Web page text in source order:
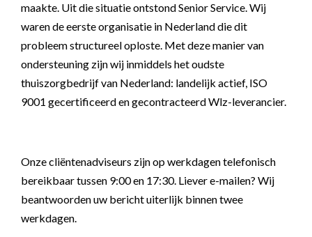
maakte. Uit die situatie ontstond Senior Service. Wij
waren de eerste organisatie in Nederland die dit
probleem structureel oploste. Met deze manier van
ondersteuning zijn wij inmiddels het oudste
thuiszorgbedrijf van Nederland: landelijk actief, ISO
9001 gecertificeerd en gecontracteerd Wlz-leverancier.
Onze cliëntenadviseurs zijn op werkdagen telefonisch
bereikbaar tussen 9:00 en 17:30. Liever e-mailen? Wij
beantwoorden uw bericht uiterlijk binnen twee
werkdagen.